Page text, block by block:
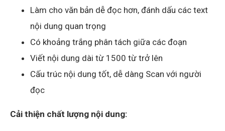
Làm cho văn bản dễ đọc hơn, đánh dấu các text
nội dung quan trọng
Có khoảng trắng phân tách giữa các đoạn
Viết nội dung dài từ 1500 từ trở lên
Cấu trúc nội dung tốt, dễ dàng Scan với người
đọc
Cải thiện chất lượng nội dung: